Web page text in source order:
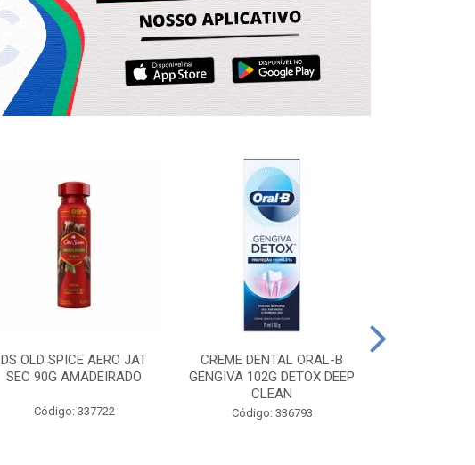
DS OLD SPICE AERO JAT
SEC 90G AMADEIRADO
Código: 337722
CREME DENTAL ORAL-B
GENGIVA 102G DETOX DEEP
CLEAN
Código: 336793